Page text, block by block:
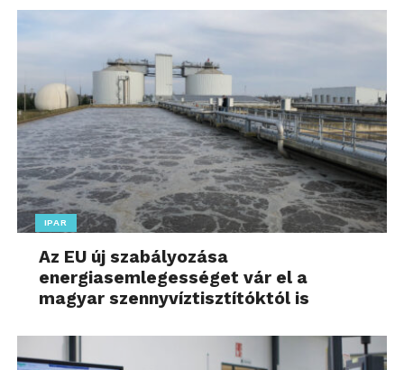
IPAR
Az EU új szabályozása
energiasemlegességet vár el a
magyar szennyvíztisztítóktól is